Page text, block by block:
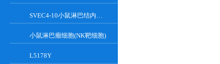
SVEC4-10小鼠淋巴结内皮细胞
小鼠淋巴瘤细胞(NK靶细胞)
L5178Y